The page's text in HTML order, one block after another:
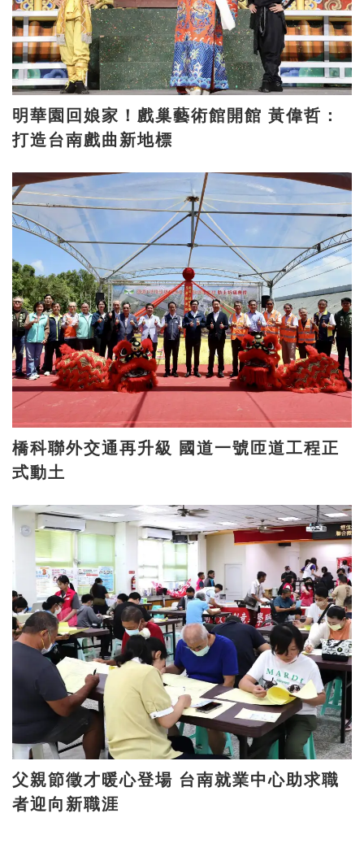
明華園回娘家！戲巢藝術館開館 黃偉哲：
打造台南戲曲新地標
橋科聯外交通再升級 國道一號匝道工程正
式動土
父親節徵才暖心登場 台南就業中心助求職
者迎向新職涯